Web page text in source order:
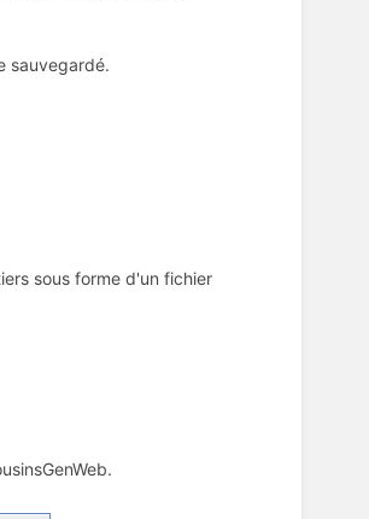
sauvegardé.
sous forme d'un fichier